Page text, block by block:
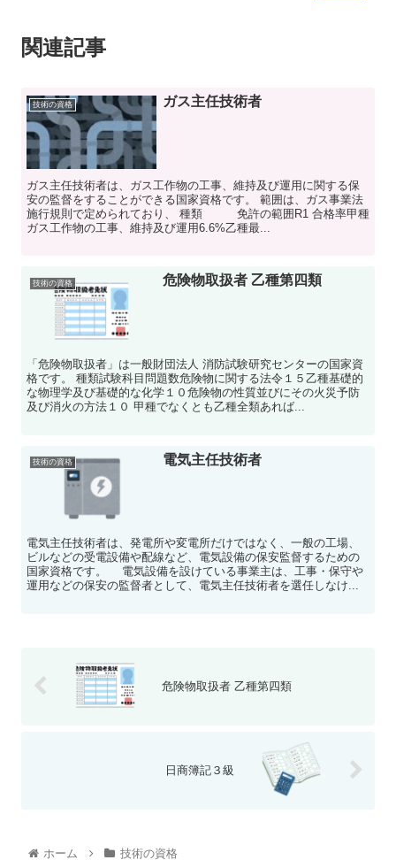
関連記事
技術の資格 ガス主任技術者
ガス主任技術者は、ガス工作物の工事、維持及び運用に関する保
安の監督をすることができる国家資格です。 範囲は、ガス事業法
施行規則で定められており、 種類 免許の範囲R1 合格率甲種
ガス工作物の工事、維持及び運用6.6%乙種最...
技術の資格 危険物取扱者 乙種第四類
「危険物取扱者」は一般財団法人 消防試験研究センターの国家資
格です。 種類試験科目問題数危険物に関する法令１５乙種基礎的
な物理学及び基礎的な化学１０危険物の性質並びにその火災予防
及び消火の方法１０ 甲種でなくとも乙種全類あれば...
技術の資格 電気主任技術者
電気主任技術者は、発電所や変電所だけではなく、一般の工場、
ビルなどの受電設備や配線など、電気設備の保安監督するための
国家資格です。 電気設備を設けている事業主は、工事・保守や
運用などの保安の監督者として、電気主任技術者を選任しなけ...
危険物取扱者 乙種第四類
日商簿記３級
ホーム 技術の資格